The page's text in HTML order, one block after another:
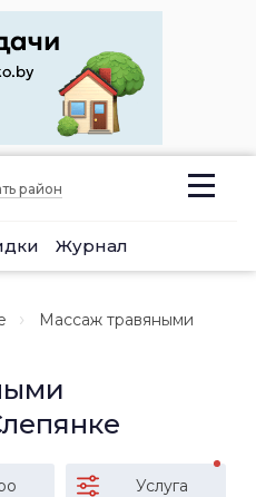
район
Журнал
Массаж травяными
Услуга